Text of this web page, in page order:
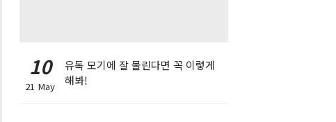
10
21 May
유독 모기에 잘 물린다면 꼭 이렇게
해봐!